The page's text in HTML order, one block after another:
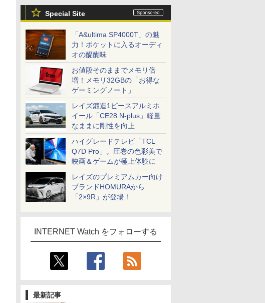
Special Site
「A&ultima SP4000T」の魅
力！ポケットに入るオーディ
オの醍醐味
お値段そのままでメモリ倍
増！メモリ32GBの「お得な
ゲーミングノート」
レイズ鍛造1ピースアルミホ
イール「CE28 N-plus」軽量
なままに剛性を向上
ハイグレードテレビ「TCL
Q7D Pro」。圧巻の色彩美で
映画＆ゲームが極上体験に
レイズのプレミアムカー向け
ブランドHOMURAから
「2×9R」が登場！
INTERNET Watch をフォローする
最新記事